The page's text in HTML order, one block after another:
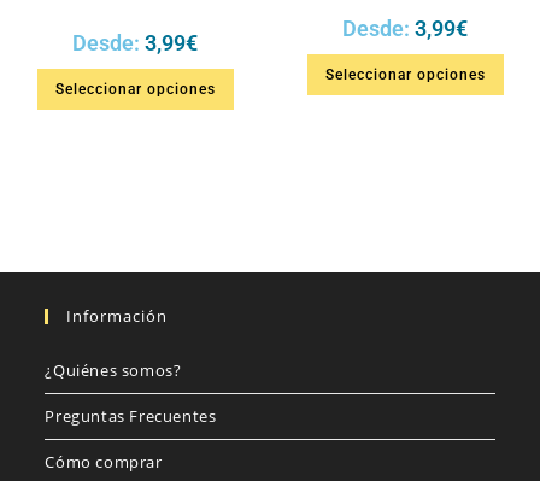
Desde: 3,99€
Seleccionar opciones
Desde: 3,99€
Seleccionar opciones
Información
¿Quiénes somos?
Preguntas Frecuentes
Cómo comprar